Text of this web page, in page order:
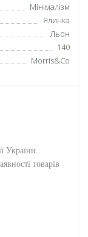
Мінімалізм
Ялинка
Льон
140
Morris&Co
України.
товарів